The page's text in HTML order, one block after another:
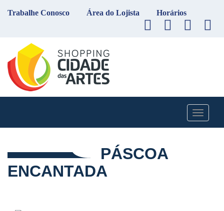
Trabalhe Conosco Área do Lojista Horários
Toggle
PÁSCOA
ENCANTADA